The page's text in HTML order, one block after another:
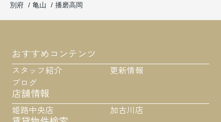
別府
亀山 播磨高岡
おすすめコンテンツ
スタッフ紹介
更新情報
ブログ
店舗情報
姫路中央店 加古川店